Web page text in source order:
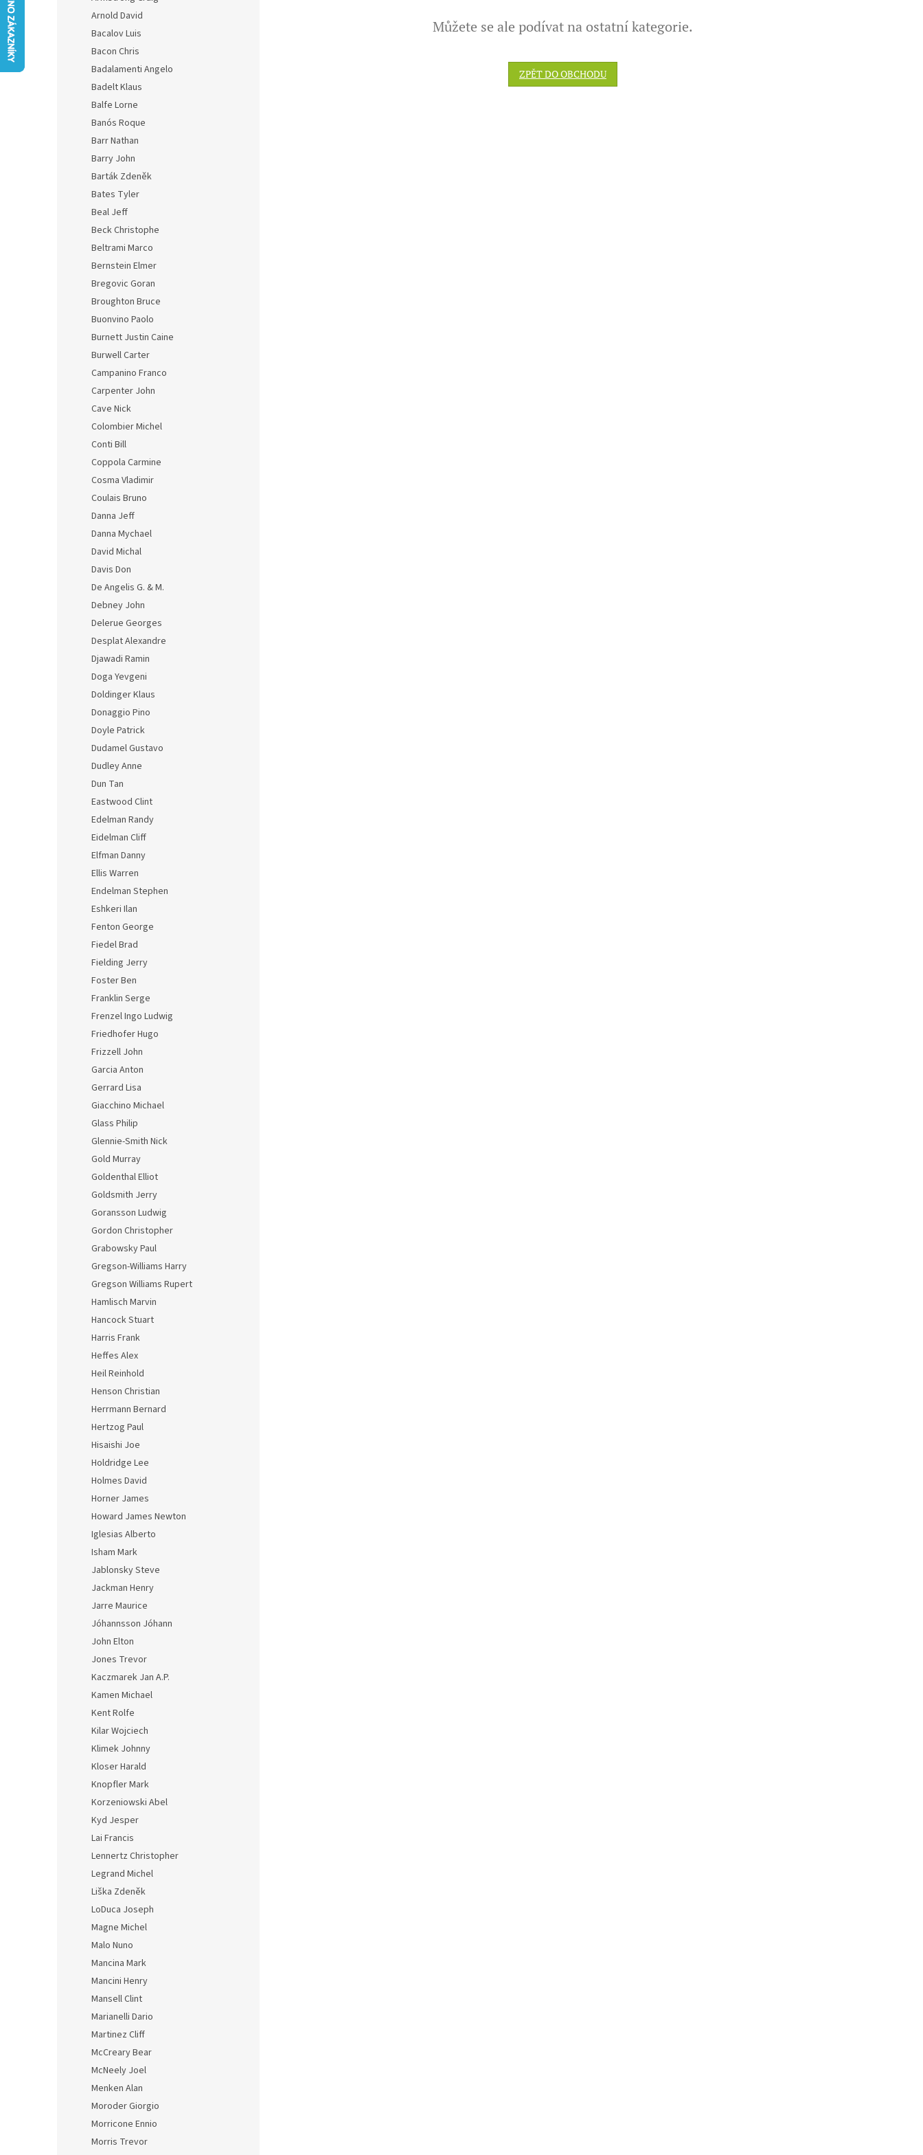
Arnold David
Bacalov Luis
Bacon Chris
Badalamenti Angelo
Badelt Klaus
Balfe Lorne
Banós Roque
Barr Nathan
Barry John
Barták Zdeněk
Bates Tyler
Beal Jeff
Beck Christophe
Beltrami Marco
Bernstein Elmer
Bregovic Goran
Broughton Bruce
Buonvino Paolo
Burnett Justin Caine
Burwell Carter
Campanino Franco
Carpenter John
Cave Nick
Colombier Michel
Conti Bill
Coppola Carmine
Cosma Vladimir
Coulais Bruno
Danna Jeff
Danna Mychael
David Michal
Davis Don
De Angelis G. & M.
Debney John
Delerue Georges
Desplat Alexandre
Djawadi Ramin
Doga Yevgeni
Doldinger Klaus
Donaggio Pino
Doyle Patrick
Dudamel Gustavo
Dudley Anne
Dun Tan
Eastwood Clint
Edelman Randy
Eidelman Cliff
Elfman Danny
Ellis Warren
Endelman Stephen
Eshkeri Ilan
Fenton George
Fiedel Brad
Fielding Jerry
Foster Ben
Franklin Serge
Frenzel Ingo Ludwig
Friedhofer Hugo
Frizzell John
Garcia Anton
Gerrard Lisa
Giacchino Michael
Glass Philip
Glennie-Smith Nick
Gold Murray
Goldenthal Elliot
Goldsmith Jerry
Goransson Ludwig
Gordon Christopher
Grabowsky Paul
Gregson-Williams Harry
Gregson Williams Rupert
Hamlisch Marvin
Hancock Stuart
Harris Frank
Heffes Alex
Heil Reinhold
Henson Christian
Herrmann Bernard
Hertzog Paul
Hisaishi Joe
Holdridge Lee
Holmes David
Horner James
Howard James Newton
Iglesias Alberto
Isham Mark
Jablonsky Steve
Jackman Henry
Jarre Maurice
Jóhannsson Jóhann
John Elton
Jones Trevor
Kaczmarek Jan A.P.
Kamen Michael
Kent Rolfe
Kilar Wojciech
Klimek Johnny
Kloser Harald
Knopfler Mark
Korzeniowski Abel
Kyd Jesper
Lai Francis
Lennertz Christopher
Legrand Michel
Liška Zdeněk
LoDuca Joseph
Magne Michel
Malo Nuno
Mancina Mark
Mancini Henry
Mansell Clint
Marianelli Dario
Martinez Cliff
McCreary Bear
McNeely Joel
Menken Alan
Moroder Giorgio
Morricone Ennio
Morris Trevor
Můžete se ale podívat na ostatní kategorie.
ZPĚT DO OBCHODU